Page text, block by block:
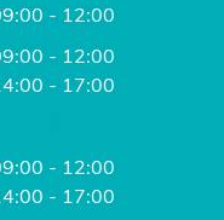
- 12:00
- 12:00
- 17:00
- 12:00
- 17:00